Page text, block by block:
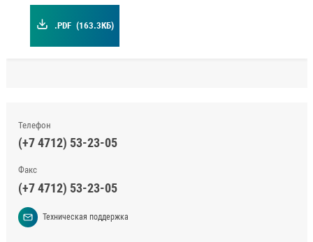
.PDF (163.3КБ)
Телефон
(+7 4712) 53-23-05
Факс
(+7 4712) 53-23-05
Техническая поддержка